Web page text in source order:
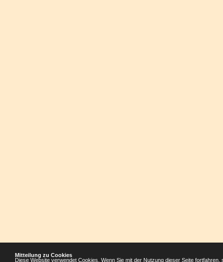
Mitteilung zu Cookies
Diese Website verwendet Cookies. Wenn Sie mit der Nutzung dieser Seite